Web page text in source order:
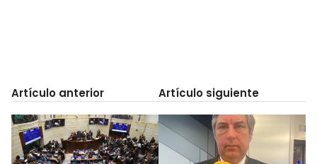
Artículo anterior Artículo siguiente